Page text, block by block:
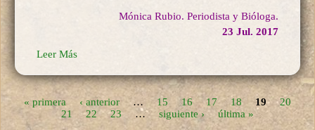
Mónica Rubio. Periodista y Bióloga.
23 Jul. 2017
Leer Más
« primera ‹ anterior … 15 16 17 18 19
20
21
22 23 … siguiente › última »